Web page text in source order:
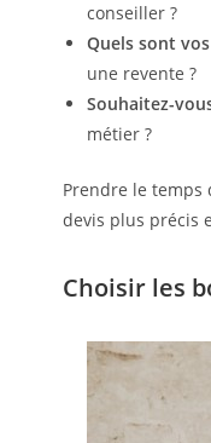
conseiller ?
Quels sont
une revente ?
Souhaitez-
métier ?
Prendre le temps
devis plus précis
Choisir les